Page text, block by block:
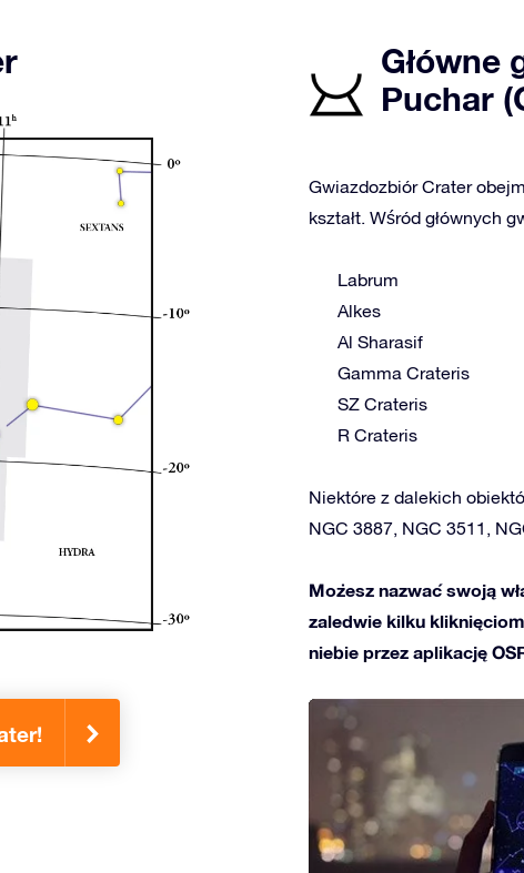
Główne
Puchar
Gwiazdozbiór Crater
kształt. Wśród głównych
Labrum
Alkes
Al Sharasif
Gamma Crateris
SZ Crateris
R Crateris
Niektóre z dalekich
NGC 3887, NGC 3511,
Możesz nazwać swoją
zaledwie kilku
niebie przez aplikację